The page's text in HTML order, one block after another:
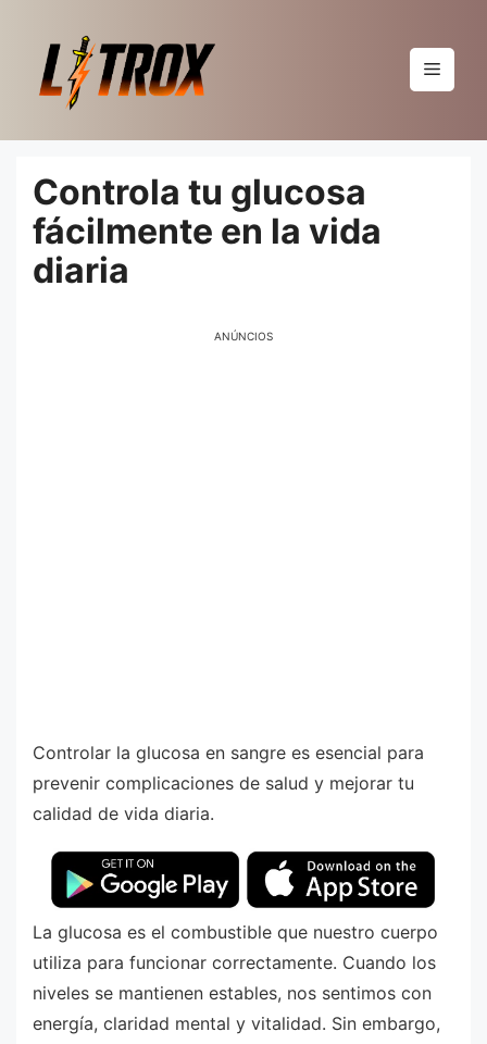
conteúdo
Menu
Controla tu glucosa
fácilmente en la vida
diaria
ANÚNCIOS
Controlar la glucosa en sangre es esencial para
prevenir complicaciones de salud y mejorar tu
calidad de vida diaria.
La glucosa es el combustible que nuestro cuerpo
utiliza para funcionar correctamente. Cuando los
niveles se mantienen estables, nos sentimos con
energía, claridad mental y vitalidad. Sin embargo,